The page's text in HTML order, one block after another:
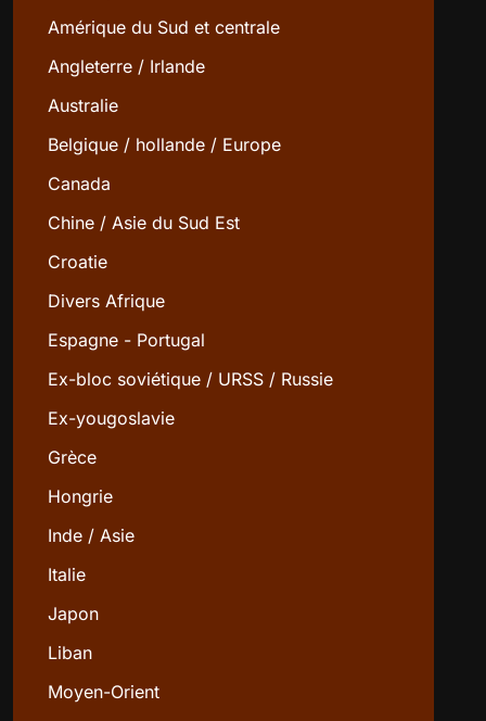
Amérique du Sud et centrale
Angleterre / Irlande
Australie
Belgique / hollande / Europe
Canada
Chine / Asie du Sud Est
Croatie
Divers Afrique
Espagne - Portugal
Ex-bloc soviétique / URSS / Russie
Ex-yougoslavie
Grèce
Hongrie
Inde / Asie
Italie
Japon
Liban
Moyen-Orient